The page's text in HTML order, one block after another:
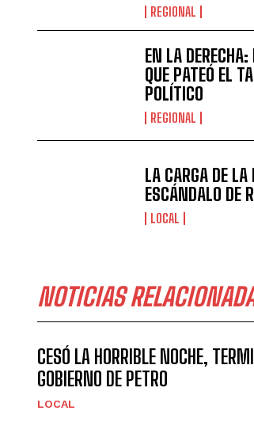
REGIONAL
EN LA
QUE PATEÓ EL
POLÍTICO
REGIONAL
LA CARGA DE LA
ESCÁNDALO DE
LOCAL
NOTICIAS
CESÓ LA HORRIBLE NOCHE,
GOBIERNO DE PETRO
LOCAL